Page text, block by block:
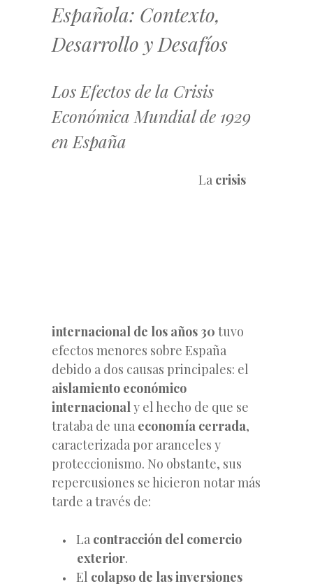
Española: Contexto,
Desarrollo y Desafíos
Los Efectos de la Crisis
Económica Mundial de 1929
en España
La crisis
internacional de los años 30 tuvo
efectos menores sobre España
debido a dos causas principales: el
aislamiento económico
internacionaly el hecho de que se
trataba de una economía cerrada,
caracterizada por aranceles y
proteccionismo. No obstante, sus
repercusiones se hicieron notar más
tarde a través de:
La contracción del comercio
exterior.
El colapso de lasinversiones